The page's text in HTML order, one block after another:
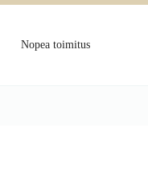
Nopea toimitus